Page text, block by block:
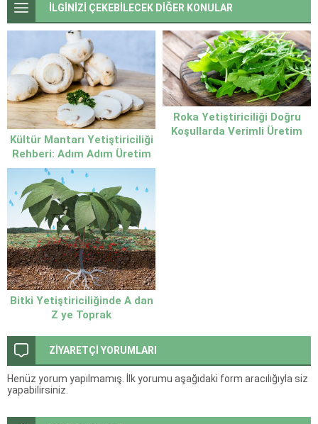
İLGİNİZİ ÇEKEBİLECEK DİĞER KONULAR
Kültür Mantarı Yetiştiriciliği
Rehberi: Adım Adım Üretim
Süreci
Roka Yetiştiriciliği Doğru
Koşullarda Verimli Üretim
Bitki Yetiştiriciliğinde A dan
Z ye Toprak
ZİYARETÇİ YORUMLARI
Henüz yorum yapılmamış. İlk yorumu aşağıdaki form aracılığıyla siz
yapabilirsiniz.